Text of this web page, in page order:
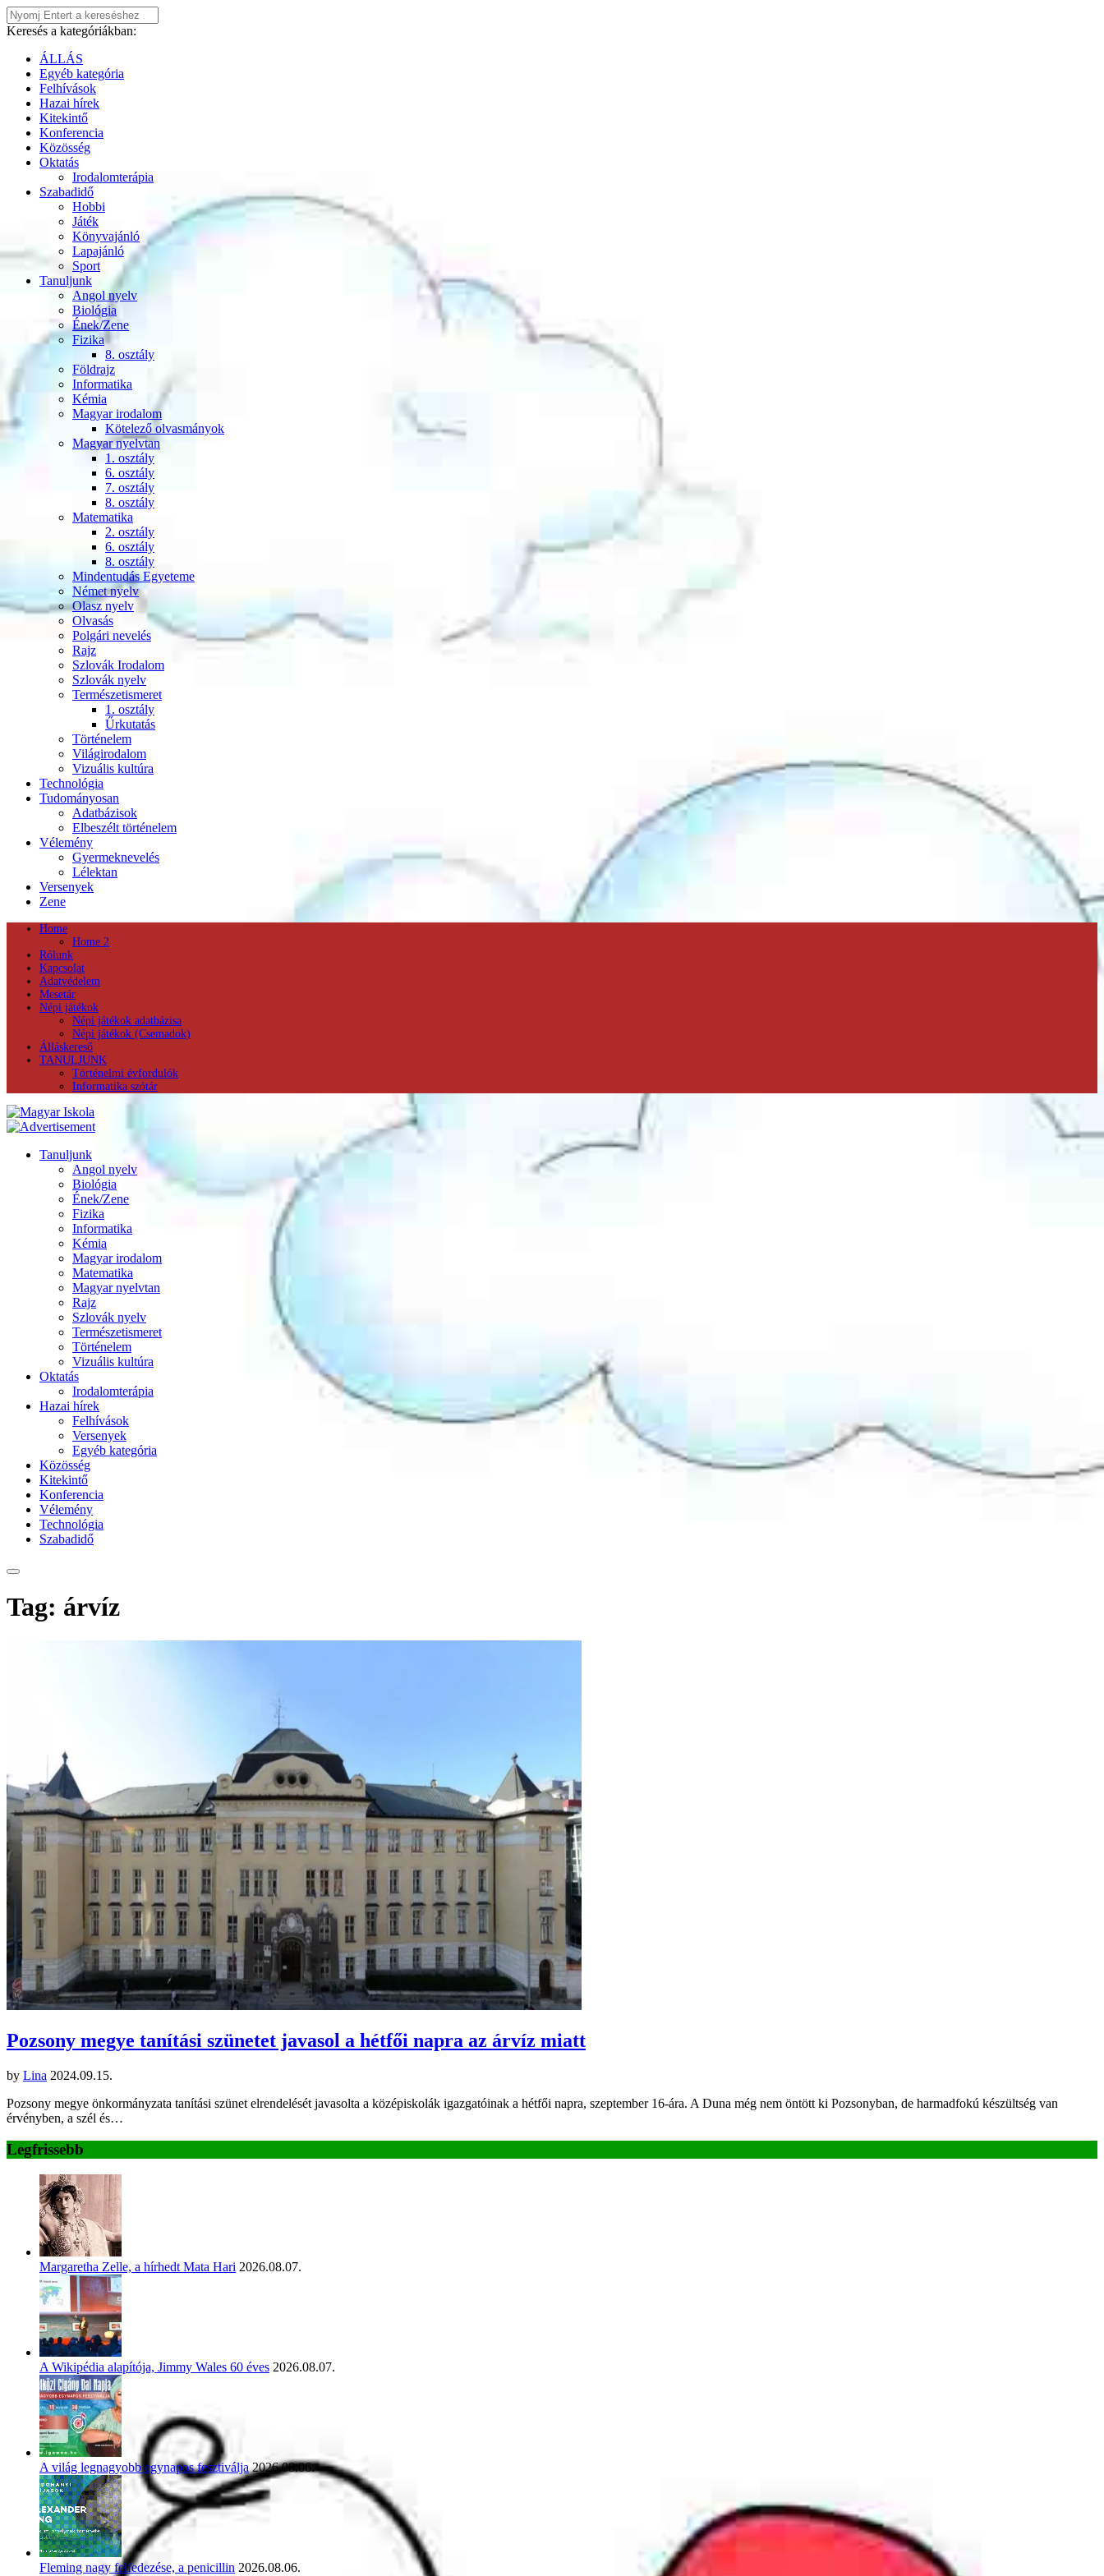
Keresés a kategóriákban:
ÁLLÁS
Egyéb kategória
Felhívások
Hazai hírek
Kitekintő
Konferencia
Közösség
Oktatás
Irodalomterápia
Szabadidő
Hobbi
Játék
Könyvajánló
Lapajánló
Sport
Tanuljunk
Angol nyelv
Biológia
Ének/Zene
Fizika
8. osztály
Földrajz
Informatika
Kémia
Magyar irodalom
Kötelező olvasmányok
Magyar nyelvtan
1. osztály
6. osztály
7. osztály
8. osztály
Matematika
2. osztály
6. osztály
8. osztály
Mindentudás Egyeteme
Német nyelv
Olasz nyelv
Olvasás
Polgári nevelés
Rajz
Szlovák Irodalom
Szlovák nyelv
Természetismeret
1. osztály
Űrkutatás
Történelem
Világirodalom
Vizuális kultúra
Technológia
Tudományosan
Adatbázisok
Elbeszélt történelem
Vélemény
Gyermeknevelés
Lélektan
Versenyek
Zene
Home
Home 2
Rólunk
Kapcsolat
Adatvédelem
Mesetár
Népi játékok
Népi játékok adatbázisa
Népi játékok (Csemadok)
Álláskereső
TANULJUNK
Történelmi évfordulók
Informatika szótár
Tanuljunk
Angol nyelv
Biológia
Ének/Zene
Fizika
Informatika
Kémia
Magyar irodalom
Matematika
Magyar nyelvtan
Rajz
Szlovák nyelv
Természetismeret
Történelem
Vizuális kultúra
Oktatás
Irodalomterápia
Hazai hírek
Felhívások
Versenyek
Egyéb kategória
Közösség
Kitekintő
Konferencia
Vélemény
Technológia
Szabadidő
Tag: árvíz
Pozsony megye tanítási szünetet javasol a hétfői napra az árvíz miatt
by Lina 2024.09.15.
Pozsony megye önkormányzata tanítási szünet elrendelését javasolta a középiskolák igazgatóinak a hétfői napra, szeptember 16-ára. A Duna még nem öntött ki Pozsonyban, de harmadfokú készültség van
érvényben, a szél és…
Legfrissebb
Margaretha Zelle, a hírhedt Mata Hari 2026.08.07.
A Wikipédia alapítója, Jimmy Wales 60 éves 2026.08.07.
A világ legnagyobb egynapos fesztiválja 2026.08.06.
Fleming nagy felfedezése, a penicillin 2026.08.06.